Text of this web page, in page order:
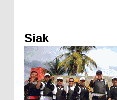
Siak